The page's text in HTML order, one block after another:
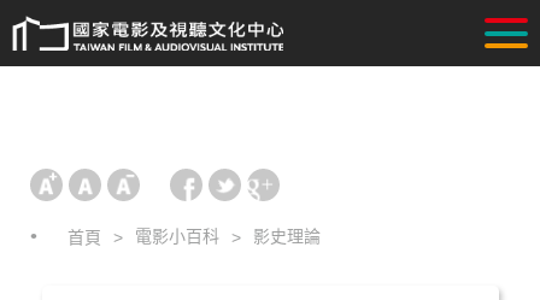
首頁 電影小百科 影史理論